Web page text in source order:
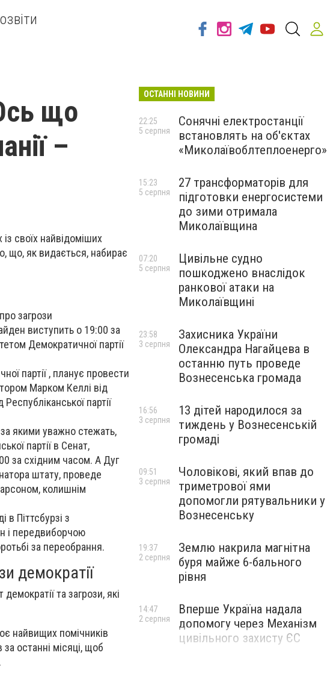
що
–
своїх найвідоміших
що, як видається, набирає
загрози
виступить о 19:00 за
Демократичної партії
партії , планує провести
Марком Келлі від
партії
за якими уважно стежать,
партії в Сенат,
за східним часом. А Дуг
штату, проведе
колишнім
в Піттсбурзі з
і передвиборчою
за переобрання.
демократії
та загрози, які
найвищих помічників
останні місяці, щоб
ОСТАННІ НОВИНИ
Сонячні електростанції
встановлять на об'єктах
«Миколаївоблтеплоенерго»
22:25
5 серпня
27 трансформаторів для
підготовки енергосистеми
до зими отримала
Миколаївщина
15:23
5 серпня
Цивільне судно
пошкоджено внаслідок
ранкової атаки на
Миколаївщині
07:20
5 серпня
Захисника України
Олександра Нагайцева в
останню путь проведе
Вознесенська громада
23:58
3 серпня
13 дітей народилося за
тиждень у Вознесенській
громаді
16:56
3 серпня
Чоловікові, який впав до
триметрової ями
допомогли рятувальники у
Вознесенську
09:51
3 серпня
Землю накрила магнітна
буря майже 6-бального
рівня
19:37
2 серпня
Вперше Україна надала
допомогу через Механізм
цивільного захисту ЄС
14:47
2 серпня